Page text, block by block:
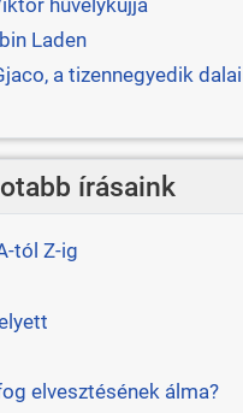
Laden
a tizennegyedik
írásaink
tól Z-ig
elvesztésének álma?